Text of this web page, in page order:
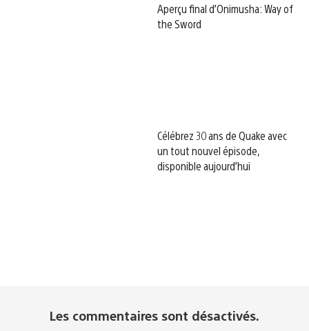
Aperçu final d’Onimusha: Way of
the Sword
Célébrez 30 ans de Quake avec
un tout nouvel épisode,
disponible aujourd’hui
Les commentaires sont désactivés.